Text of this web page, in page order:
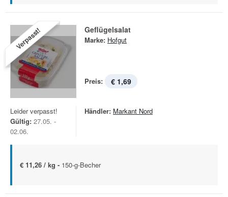
Verpasst! Geflügelsalat
Marke: Hofgut
Preis: € 1,69
Leider verpasst!
Gültig: 27.05. -
02.06.
Händler: Markant Nord
€ 11,26 / kg - 150-g-Becher